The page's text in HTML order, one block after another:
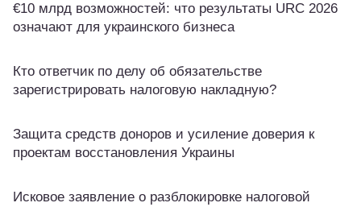
€10 млрд возможностей: что результаты URC 2026
означают для украинского бизнеса
Кто ответчик по делу об обязательстве
зарегистрировать налоговую накладную?
Защита средств доноров и усиление доверия к
проектам восстановления Украины
Исковое заявление о разблокировке налоговой